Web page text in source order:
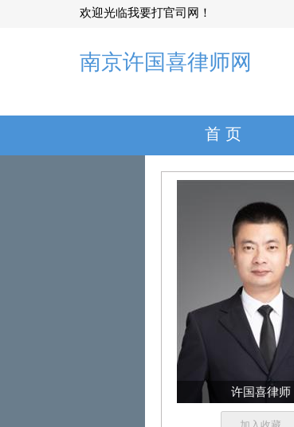
欢迎光临我要打官司网！
南京许国喜律师网
首 页
许国喜律师